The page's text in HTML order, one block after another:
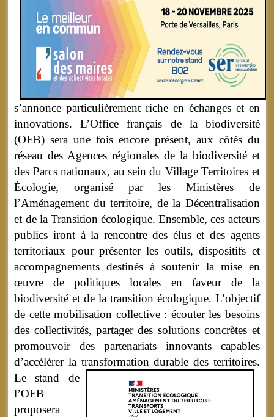
s’annonce particulièrement riche en échanges et en
innovations. L’Office français de la biodiversité
(OFB) sera une fois encore présent, aux côtés du
réseau des Agences régionales de la biodiversité et
des Parcs nationaux, au sein du Village Territoires et
Écologie, organisé par les Ministères de
l’Aménagement du territoire, de la Décentralisation
et de la Transition écologique. Ensemble, ces acteurs
publics iront à la rencontre des élus et des agents
territoriaux pour présenter les outils, dispositifs et
accompagnements destinés à soutenir la mise en
œuvre de politiques locales en faveur de la
biodiversité et de la transition écologique. L’objectif
de cette mobilisation collective : écouter les besoins
des collectivités, partager des solutions concrètes et
promouvoir des partenariats innovants capables
d’accélérer la transformation durable des territoires.
Le stand de
l’OFB
proposera